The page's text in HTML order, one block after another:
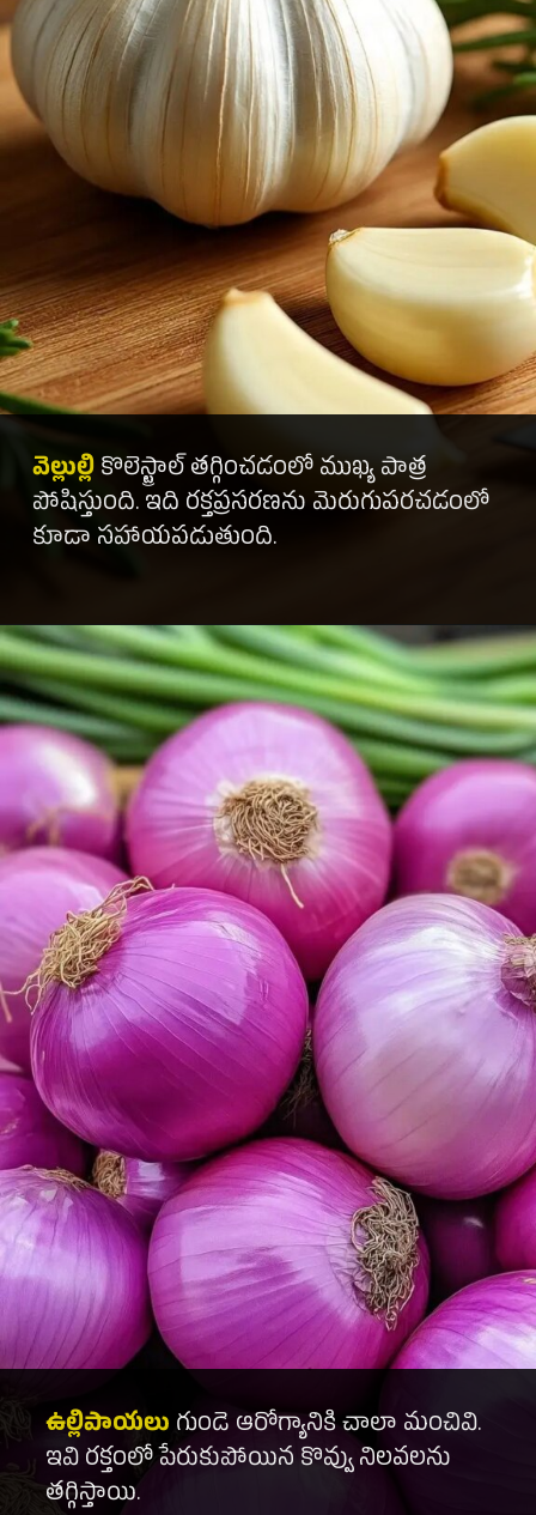
వెల్లుల్లి కొలెస్ట్రాల్ తగ్గించడంలో ముఖ్య పాత్ర
పోషిస్తుంది. ఇది రక్తప్రసరణను మెరుగుపరచడంలో
కూడా సహాయపడుతుంది.
ఉల్లిపాయలు గుండె ఆరోగ్యానికి చాలా మంచివి.
ఇవి రక్తంలో పేరుకుపోయిన కొవ్వు నిలవలను
తగ్గిస్తాయి.